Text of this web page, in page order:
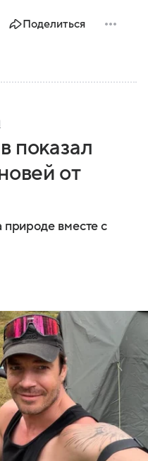
Поделиться
показал
от
природе вместе с